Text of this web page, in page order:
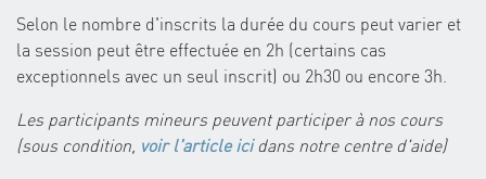
Selon le nombre d'inscrits la durée du cours peut varier et
la session peut être effectuée en 2h (certains cas
exceptionnels avec un seul inscrit) ou 2h30 ou encore 3h.
Les participants mineurs peuvent participer à nos cours
(sous condition, voir l'article icidans notre centre d'aide)